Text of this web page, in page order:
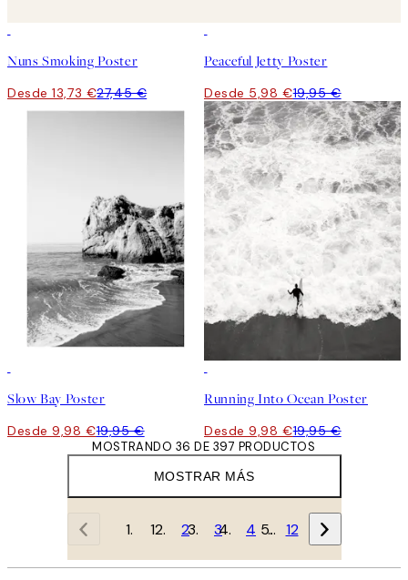
Nuns Smoking Poster
Desde 13,73 €27,45 €
Peaceful Jetty Poster
Desde 5,98 €19,95 €
Slow Bay Poster
Desde 9,98 €19,95 €
Running Into Ocean Poster
Desde 9,98 €19,95 €
MOSTRAR MÁS
MOSTRANDO 36 DE 397 PRODUCTOS
1 2 3 4 … 12